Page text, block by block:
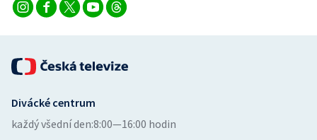
Divácké centrum
každý všední den:8:00—16:00 hodin